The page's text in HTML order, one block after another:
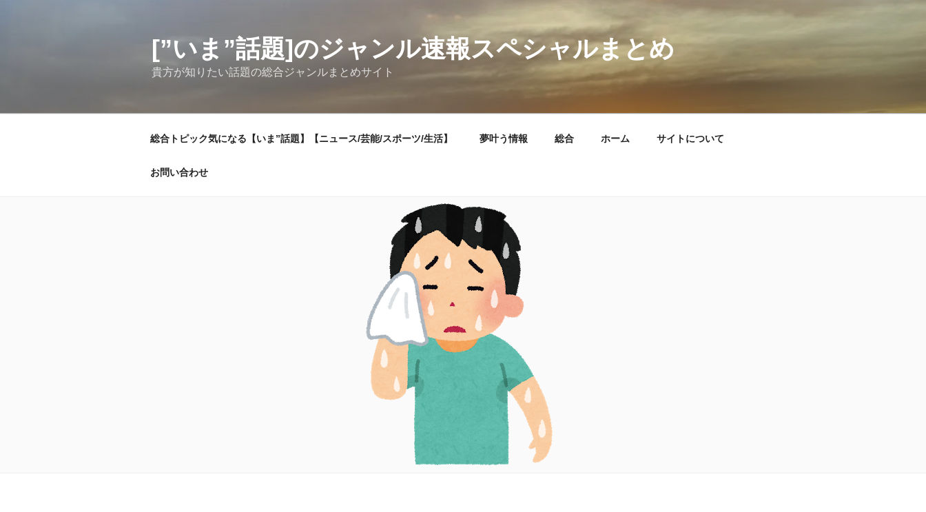
[”いま”話題]のジャンル速報スペシャルまとめ
貴方が知りたい話題の総合ジャンルまとめサイト
総合トピック気になる【いま”話題】【ニュース/芸能/スポーツ/生活】 夢叶う情報 総合 ホーム サイトについて
お問い合わせ